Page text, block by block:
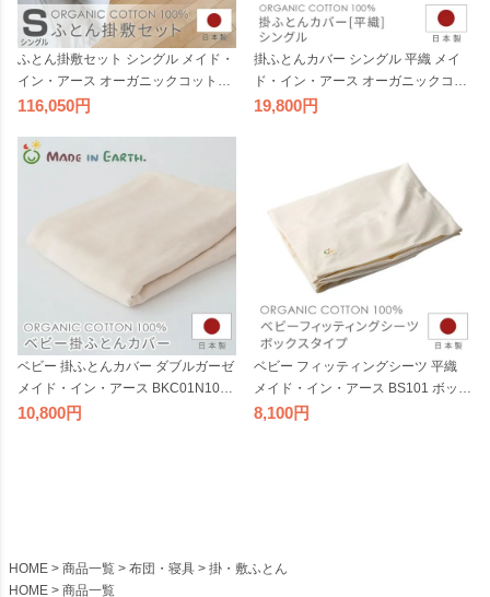
ふとん掛敷セット シングル メイド・
イン・アース オーガニックコットン
布団セット ふとんセット 大人用 日
とん 掛け布団 敷ふとん 敷き布団 レ
ギュラー S 国産【受注】
116,050
掛ふとんカバー シングル 平織 メイ
ド・イン・アース オーガニックコッ
トン S 日本製 綿100％ きなり 生成り
19,800
ベビー 掛ふとんカバー ダブルガーゼ
メイド・イン・アース BKC01N101F
きなり オーガニックコットン 日本製
10,800
ベビー フィッティングシーツ 平織
メイド・イン・アース BS101 ボック
スタイプ きなり オーガニックコット
8,100
HOME 商品一覧 布団・寝具
掛・敷ふとん
HOME
商品一覧